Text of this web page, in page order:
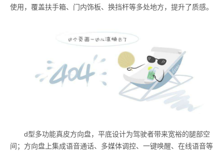
使用，覆盖扶手箱、门内饰板、换挡杆等多处地方，提升了质感。
d型多功能真皮方向盘，平底设计为驾驶者带来宽裕的腿部空
间；方向盘上集成语音通话、多媒体调控、一键唤醒、在线语音等